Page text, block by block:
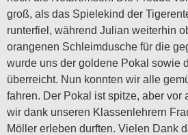
groß, als das Spielekind der
runterfiel, während Julian weiterhin
orangenen Schleimdusche für die
wurde uns der goldene Pokal sowie
überreicht. Nun konnten wir alle
fahren. Der Pokal ist spitze, aber vor
wir dank unseren Klassenlehrern
Möller erleben durften. Vielen Dank